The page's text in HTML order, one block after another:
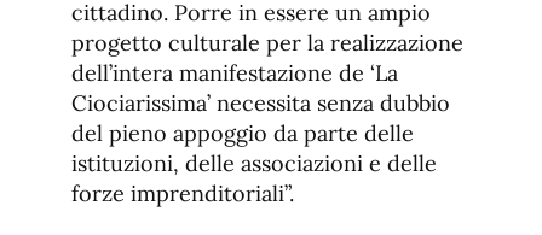
cittadino. Porre in essere un ampio
progetto culturale per la realizzazione
dell’intera manifestazione de ‘La
Ciociarissima’ necessita senza dubbio
del pieno appoggio da parte delle
istituzioni, delle associazioni e delle
forze imprenditoriali”.